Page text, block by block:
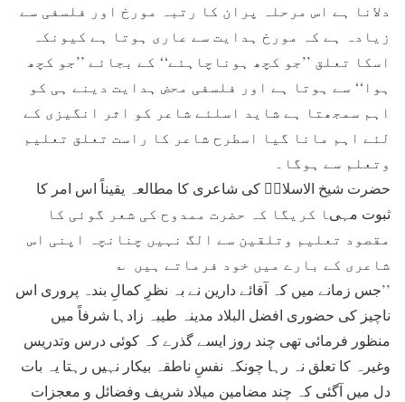
دلانا ہے اس مرحلہ پران کا رتبہ مورخ اور فلسفی سے
زیادہ ہے کہ مورخ ہدایت سے عاری ہوتا ہے کیونکہ
اسکا تعلق ’’جو کچھ ہوناچاہئے‘‘ کے بجائے ’’جو کچھ
ہوا‘‘ سے ہوتا ہے اور فلسفی محض ہدایت دینے ہی کو
اہم سمجھتا ہے شاید اسلئے شاعر کو اثر انگیزی کے
لئے اہم مانا گیا اسطرح شاعر کا راست تعلق تعلیم
وتعلم سے ہوگا۔
حضرت شیخ الاسلامؒ کی شاعری کا مطالعہ یقیناً اس امر کا
ثبوت مہیا کریگا کہ حضرت ممدوح کی شعر گوئی کا
مقصود تعلیم وتلقین سے الگ نہیں چنانچہ اپنی اس
شاعری کے بارے میں خود فرماتے ہیں ؎
’’جس زمانے میں کہ آقائے دارین نے بہ نظرِ کمالِ بندہ پروری اس
ناچیز کی حضوری افضل البلاد مدینہ طیبہ زادہا شرفاً میں
منظور فرمائی تھی چند روز ایسے گذرے کہ کوئی درس وتدریس
وغیرہ کا تعلق نہ رہا چونکہ نفسِ ناطقہ بیکار نہیں رہتا یہ بات
دل میں آگئی کہ چند مضامین میلاد شریف وفضائل و معجزات